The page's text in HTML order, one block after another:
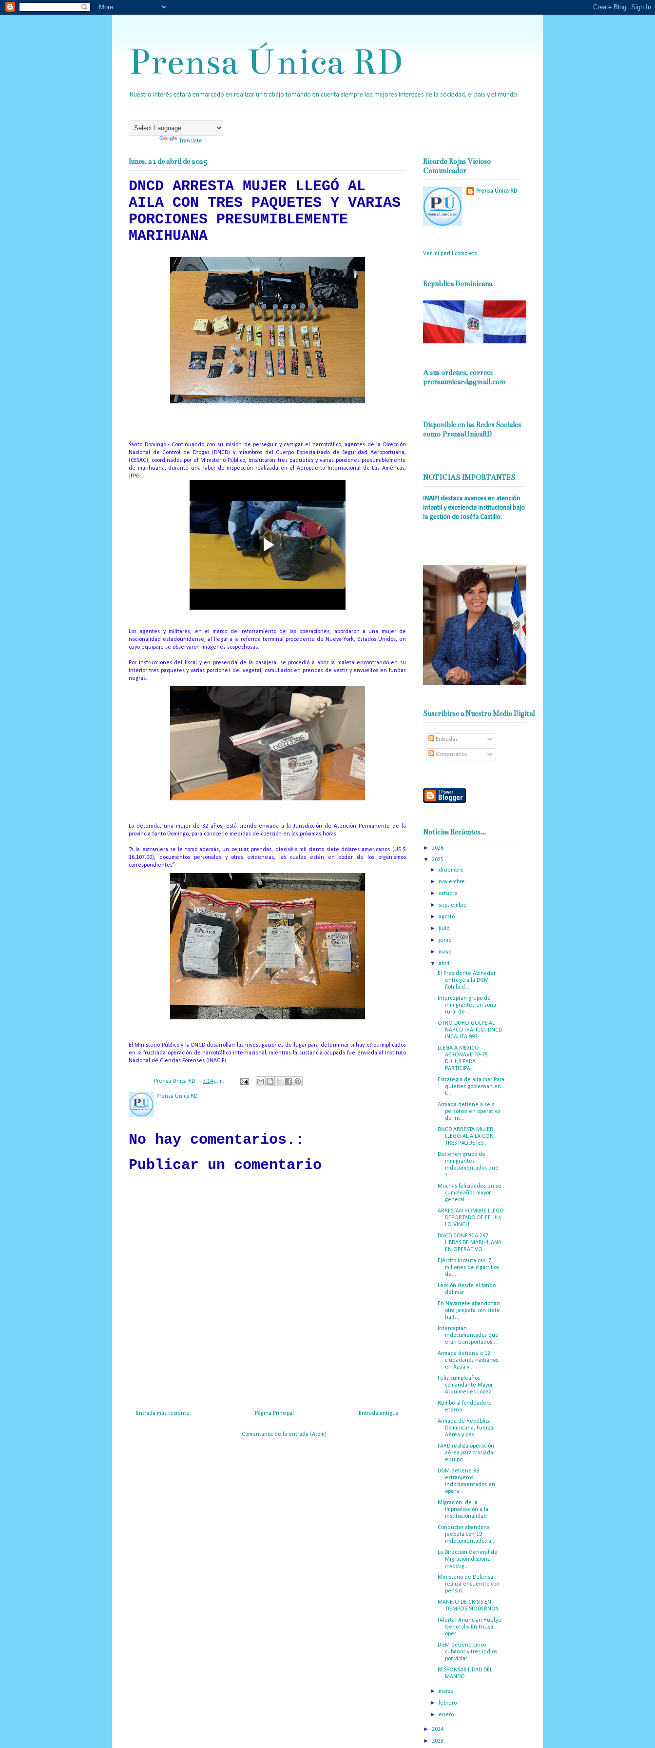
Prensa Única RD
Nuestro interés estará enmarcado en realizar un trabajo tomando en cuenta siempre los mejores intereses de la sociedad, el país y el mundo.
Translate
lunes, 21 de abril de 2025
DNCD ARRESTA MUJER LLEGÓ AL
AILA CON TRES PAQUETES Y VARIAS
PORCIONES PRESUMIBLEMENTE
MARIHUANA
Santo Domingo.- Continuando con su misión de perseguir y castigar el narcotráfico, agentes de la Dirección
Nacional de Control de Drogas (DNCD) y miembros del Cuerpo Especializado de Seguridad Aeroportuaria,
(CESAC), coordinados por el Ministerio Público, incautaron tres paquetes y varias porciones presumiblemente
de marihuana, durante una labor de inspección realizada en el Aeropuerto Internacional de Las Américas,
JFPG.
Los agentes y militares, en el marco del reforzamiento de las operaciones, abordaron a una mujer de
nacionalidad estadounidense, al llegar a la referida terminal procedente de Nueva York, Estados Unidos, en
cuyo equipaje se observaron imágenes sospechosas.
Por instrucciones del fiscal y en presencia de la pasajera, se procedió a abrir la maleta encontrando en su
interior tres paquetes y varias porciones del vegetal, camuflados en prendas de vestir y envueltos en fundas
negras.
La detenida, una mujer de 32 años, está siendo enviada a la Jurisdicción de Atención Permanente de la
provincia Santo Domingo, para conocerle medidas de coerción en las próximas horas.
“A la extranjera se le tomó además, un celular, prendas, dieciséis mil ciento siete dólares americanos (US $
16,107.00), documentos personales y otras evidencias, las cuales están en poder de los organismos
correspondientes”
El Ministerio Público y la DNCD desarrollan las investigaciones de lugar para determinar si hay otros implicados
en la frustrada operación de narcotráfico internacional, mientras la sustancia ocupada fue enviada al Instituto
Nacional de Ciencias Forenses (INACIF).
Prensa Única RD 7:14 a.m.
Prensa Única RD
No hay comentarios.:
Publicar un comentario
Entrada más reciente Entrada antigua
Página Principal
Comentarios de la entrada (Atom)
Ricardo Rojas Vicioso
Comunicador
Prensa Única RD
Ver mi perfil completo
Republica Dominicana
A sus ordenes, correo:
prensaunicard@gmail.com
Disponible en las Redes Sociales
como PrensaUnicaRD
NOTICIAS IMPORTANTES
INAIPI destaca avances en atención
infantil y excelencia institucional bajo
la gestión de Joséfa Castillo.
Suscribirse a Nuestro Medio Digital
Entradas
Comentarios
Noticias Recientes...
► 2026
▼ 2025
► diciembre
►noviembre
► octubre
► septiembre
► agosto
►julio
►junio
►mayo
▼ abril
El Presidente Abinader
entrega a la DGM
flotilla d...
Interceptan grupo de
inmigrantes en zona
rural de ...
OTRO DURO GOLPE AL
NARCOTRÁFICO: DNCD
INCAUTA 993 ...
LLEGA A MÉXICO
AERONAVE TP-75
DULUS PARA
PARTICIPA...
Estrategia de alta mar Para
quienes gobiernan en
t...
Armada detiene a seis
personas en operativo
de int...
DNCD ARRESTA MUJER
LLEGÓ AL AILA CON
TRES PAQUETES...
Detienen grupo de
inmigrantes
indocumentados que
s...
Muchas felicidades en su
cumpleaños mayor
general ...
ARRESTAN HOMBRE LLEGÓ
DEPORTADO DE EE.UU;
LO VINCU...
DNCD CONFISCA 297
LIBRAS DE MARIHUANA
EN OPERATIVO...
Ejército incauta casi 7
millones de cigarrillos
de...
Lección desde el fondo
del mar.
En Navarrete abandonan
otra jeepeta con siete
hait...
Interceptan
indocumentados que
eran transportados ...
Armada detiene a 12
ciudadanos haitianos
en Azúa y...
Feliz cumpleaños
comandante Mayor
Arquímedes López...
Rumbo al fondeadero
eterno
Armada de República
Dominicana, Fuerza
Aérea y pes...
FARD realiza operación
aérea para trasladar
equipo...
DGM detiene 98
extranjeros
indocumentados en
opera...
Migración: de la
improvisación a la
institucionalidad
Conductor abandona
jeepeta con 19
indocumentados a...
La Dirección General de
Migración dispone
investig...
Ministerio de Defensa
realiza encuentro con
pensio...
MANEJO DE CRISIS EN
TIEMPOS MODERNOS
¡Alerta! Anuncian Huelga
General y En Friusa
oper...
DGM detiene cinco
cubanos y tres indios
por violar...
RESPONSABILIDAD DEL
MANDO
►marzo
►febrero
► enero
► 2024
► 2023